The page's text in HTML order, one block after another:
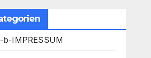
b-IMPRESSUM